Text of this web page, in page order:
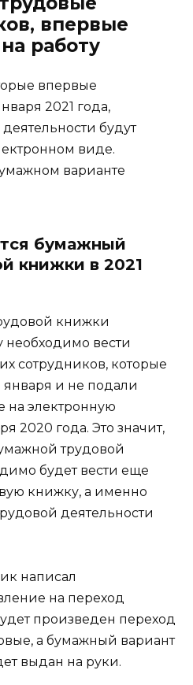
впервые
работу
впервые
2021 года,
будут
виде.
варианте
бумажный
книжки в 2021
книжки
необходимо вести
сотрудников, которые
января и не подали
на электронную
2020 года. Это значит,
трудовой
будет вести еще
книжку, а именно
деятельности
написал
на переход
произведен переход
а бумажный вариант
выдан на руки.